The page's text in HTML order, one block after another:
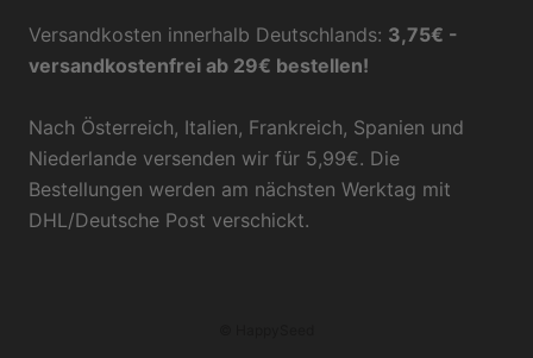
Versandkosten innerhalb Deutschlands: 3,75€ -
versandkostenfrei ab 29€ bestellen!
Nach Österreich, Italien, Frankreich, Spanien und
Niederlande versenden wir für 5,99€. Die
Bestellungen werden am nächsten Werktag mit
DHL/Deutsche Post verschickt.